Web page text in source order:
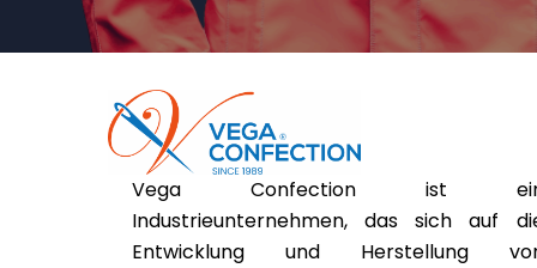
Vega Confection ist
Industrieunternehmen, das sich auf
Entwicklung und Herstellung